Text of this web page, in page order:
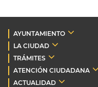
AYUNTAMIENTO
LA CIUDAD
TRÁMITES
ATENCIÓN CIUDADANA
ACTUALIDAD